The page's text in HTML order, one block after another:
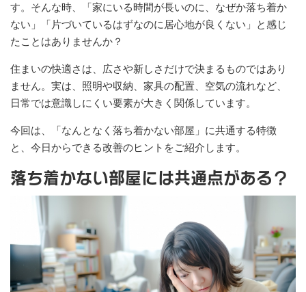
す。そんな時、「家にいる時間が長いのに、なぜか落ち着か
ない」「片づいているはずなのに居心地が良くない」と感じ
たことはありませんか？
住まいの快適さは、広さや新しさだけで決まるものではあり
ません。実は、照明や収納、家具の配置、空気の流れなど、
日常では意識しにくい要素が大きく関係しています。
今回は、「なんとなく落ち着かない部屋」に共通する特徴
と、今日からできる改善のヒントをご紹介します。
落ち着かない部屋には共通点がある？